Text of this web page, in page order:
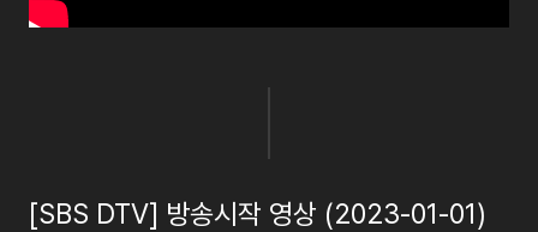
[SBS DTV] 방송시작 영상 (2023-01-01)